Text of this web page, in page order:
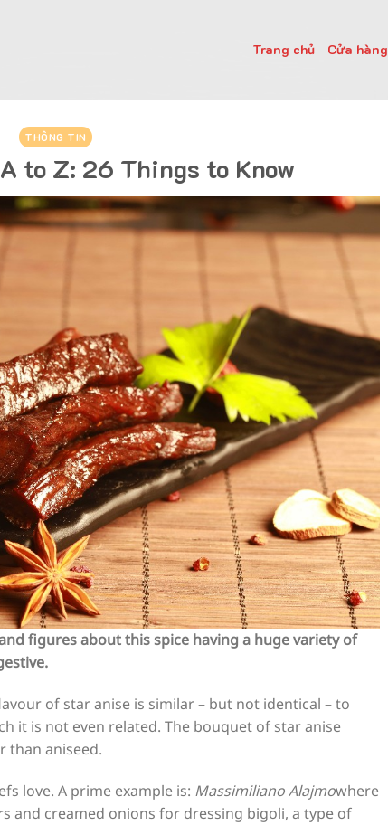
Trang chủ Cửa hàng
THÔNG TIN
to Z: 26 Things to Know
figures about this spice having a huge variety of
of star anise is similar – but not identical – to
it is not even related. The bouquet of star anise
than aniseed.
love. A prime example is: Massimiliano Alajmowhere
and creamed onions for dressing bigoli, a type of